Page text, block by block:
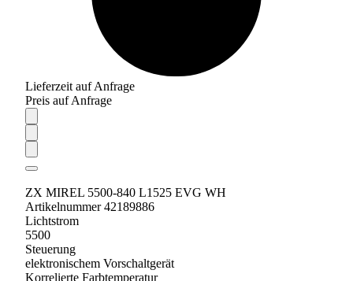
Lieferzeit auf Anfrage
Preis auf Anfrage
ZX MIREL 5500-840 L1525 EVG WH
Artikelnummer 42189886
Lichtstrom
5500
Steuerung
elektronischem Vorschaltgerät
Korrelierte Farbtemperatur